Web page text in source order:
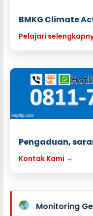
BMKG Climate
Pelajari
Pengaduan,
Kontak Kami →
Monitoring